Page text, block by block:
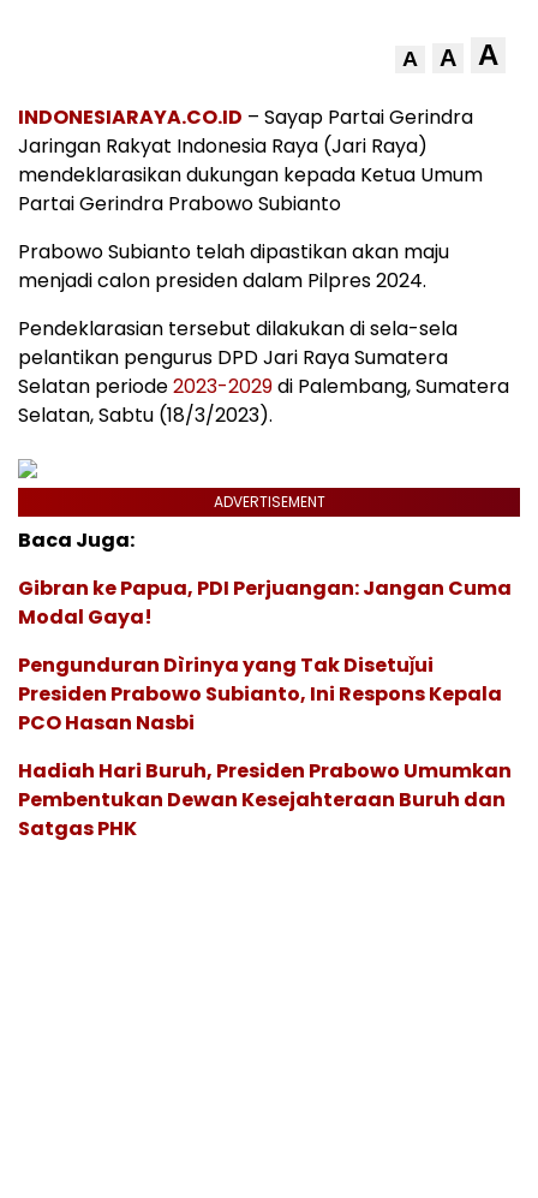
A A A
INDONESIARAYA.CO.ID – Sayap Partai Gerindra
Jaringan Rakyat Indonesia Raya (Jari Raya)
mendeklarasikan dukungan kepada Ketua Umum
Partai Gerindra Prabowo Subianto
Prabowo Subianto telah dipastikan akan maju
menjadi calon presiden dalam Pilpres 2024.
Pendeklarasian tersebut dilakukan di sela-sela
pelantikan pengurus DPD Jari Raya Sumatera
Selatan periode2023-2029di Palembang, Sumatera
Selatan, Sabtu (18/3/2023).
ADVERTISEMENT
Baca Juga:
Gibran ke Papua, PDI Perjuangan: Jangan Cuma
Modal Gaya!
Pengunduran Dìrinya yang Tak Disetuǰui
Presiden Prabowo Subianto, Ini Respons Kepala
PCO Hasan Nasbi
Hadiah Hari Buruh, Presiden Prabowo Umumkan
Pembentukan Dewan Kesejahteraan Buruh dan
Satgas PHK